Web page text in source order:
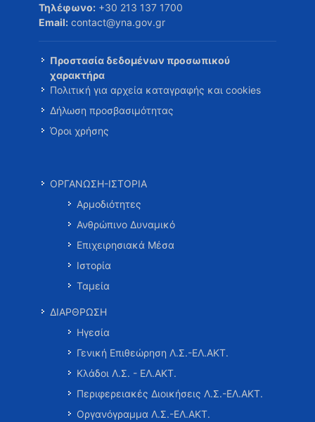
Τηλέφωνο: +30 213 137 1700
Email: contact@yna.gov.gr
Προστασία δεδομένων προσωπικού
χαρακτήρα
Πολιτική για αρχεία καταγραφής και cookies
Δήλωση προσβασιμότητας
Όροι χρήσης
ΟΡΓΑΝΩΣΗ-ΙΣΤΟΡΙΑ
Αρμοδιότητες
Ανθρώπινο Δυναμικό
Επιχειρησιακά Μέσα
Ιστορία
Ταμεία
ΔΙΑΡΘΡΩΣΗ
Ηγεσία
Γενική Επιθεώρηση Λ.Σ.-ΕΛ.ΑΚΤ.
Κλάδοι Λ.Σ. - ΕΛ.ΑΚΤ.
Περιφερειακές Διοικήσεις Λ.Σ.-ΕΛ.ΑΚΤ.
Οργανόγραμμα Λ.Σ.-ΕΛ.ΑΚΤ.